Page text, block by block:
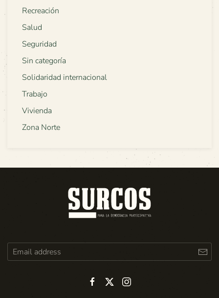
Recreación
Salud
Seguridad
Sin categoría
Solidaridad internacional
Trabajo
Vivienda
Zona Norte